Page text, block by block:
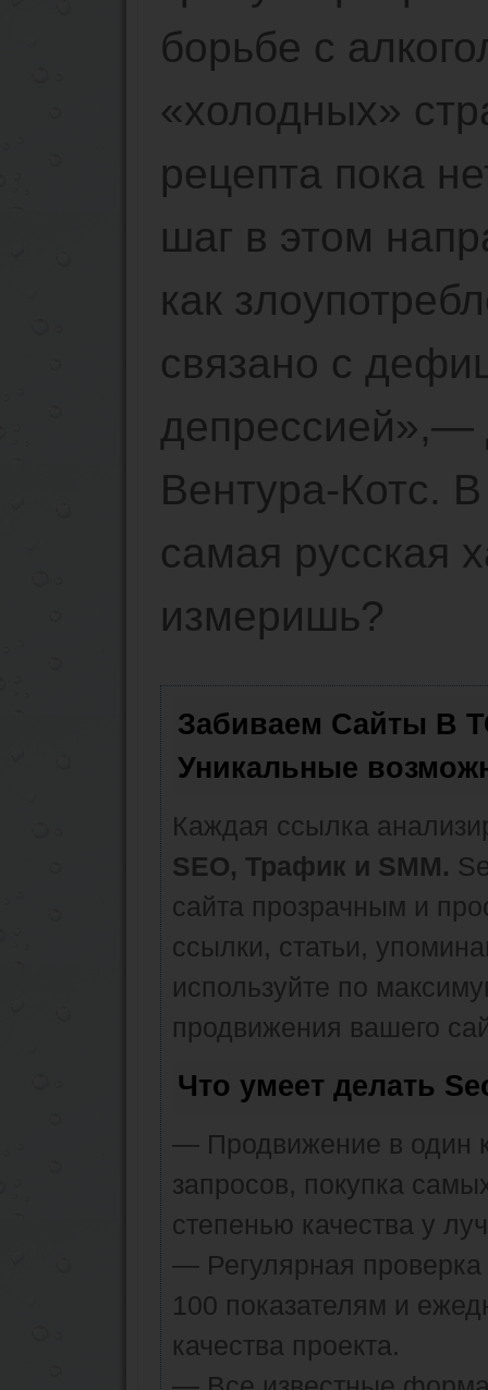
борьбе с
«холодных»
рецепта пока
шаг в этом
как
связано с
депрессией»,—
Вентура-Котс.
самая русская
измеришь?
Забиваем Сайты В
Уникальные
Каждая ссылка
SEO, Трафик и SMM.
сайта прозрачным и
ссылки, статьи,
используйте по
продвижения вашего
Что умеет делать
— Продвижение в один
запросов, покупка
степенью качества у
— Регулярная
100 показателям и
качества проекта.